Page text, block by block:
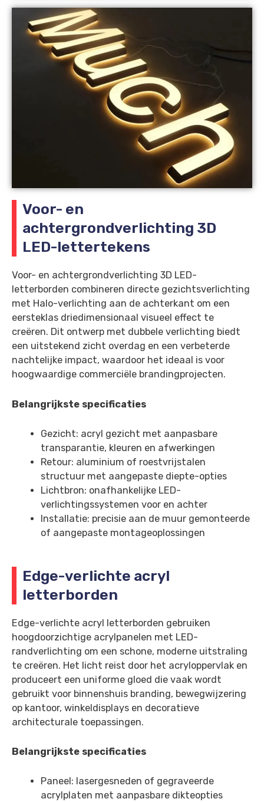
Voor- en
achtergrondverlichting 3D
LED-lettertekens
Voor- en achtergrondverlichting 3D LED-
letterborden combineren directe gezichtsverlichting
met Halo-verlichting aan de achterkant om een
eersteklas driedimensionaal visueel effect te
creëren. Dit ontwerp met dubbele verlichting biedt
een uitstekend zicht overdag en een verbeterde
nachtelijke impact, waardoor het ideaal is voor
hoogwaardige commerciële brandingprojecten.
Belangrijkste specificaties
Gezicht: acryl gezicht met aanpasbare
transparantie, kleuren en afwerkingen
Retour: aluminium of roestvrijstalen
structuur met aangepaste diepte-opties
Lichtbron: onafhankelijke LED-
verlichtingssystemen voor en achter
Installatie: precisie aan de muur gemonteerde
of aangepaste montageoplossingen
Edge-verlichte acryl
letterborden
Edge-verlichte acryl letterborden gebruiken
hoogdoorzichtige acrylpanelen met LED-
randverlichting om een schone, moderne uitstraling
te creëren. Het licht reist door het acryloppervlak en
produceert een uniforme gloed die vaak wordt
gebruikt voor binnenshuis branding, bewegwijzering
op kantoor, winkeldisplays en decoratieve
architecturale toepassingen.
Belangrijkste specificaties
Paneel: lasergesneden of gegraveerde
acrylplaten met aanpasbare dikteopties